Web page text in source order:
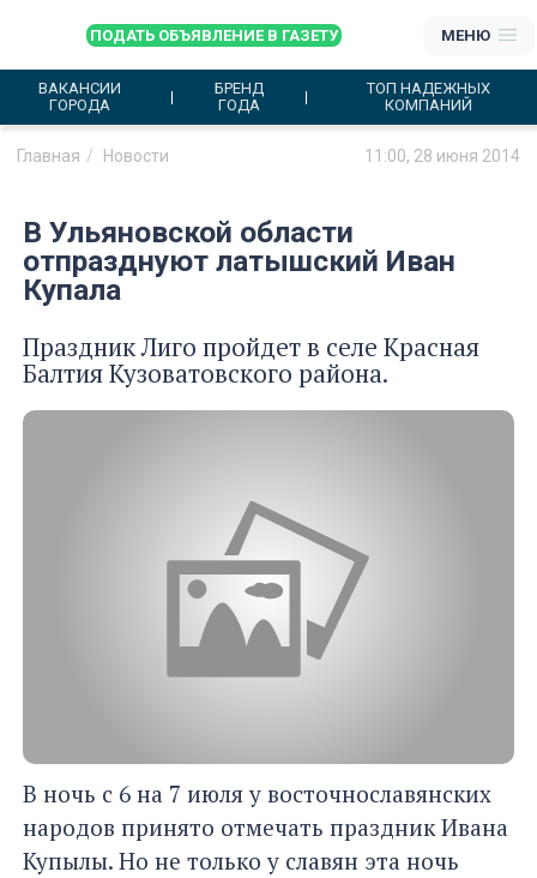
ПОДАТЬ ОБЪЯВЛЕНИЕ В ГАЗЕТУ МЕНЮ
ВАКАНСИИ
ГОРОДА
БРЕНД
ГОДА
ТОП НАДЕЖНЫХ
КОМПАНИЙ
Главная Новости 11:00, 28 июня 2014
В Ульяновской области
отпразднуют латышский Иван
Купала
Праздник Лиго пройдет в селе Красная
Балтия Кузоватовского района.
В ночь с 6 на 7 июля у восточнославянских
народов принято отмечать праздник Ивана
Купылы. Но не только у славян эта ночь